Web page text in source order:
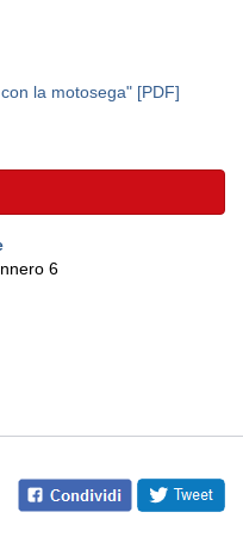
la motosega" [PDF]
6